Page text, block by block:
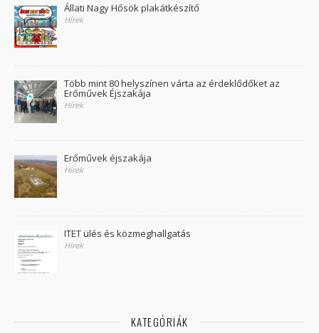
Állati Nagy Hősök plakátkészítő
Hírek
Több mint 80 helyszínen várta az érdeklődőket az
Erőművek Éjszakája
Hírek
Erőművek éjszakája
Hírek
ITET ülés és közmeghallgatás
Hírek
KATEGÓRIÁK